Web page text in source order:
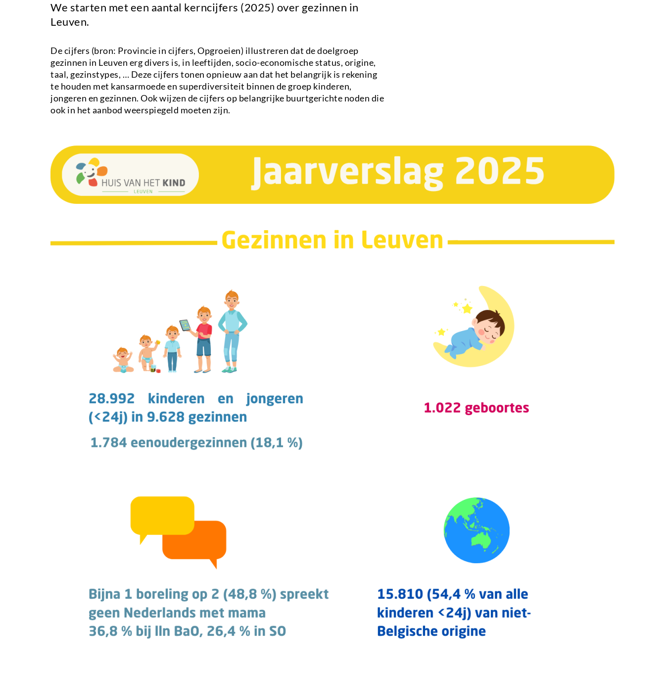
We starten met een aantal kerncijfers (2025) over gezinnen in
Leuven.
De cijfers (bron: Provincie in cijfers, Opgroeien) illustreren dat de doelgroep
gezinnen in Leuven erg divers is, in leeftijden, socio-economische status, origine,
taal, gezinstypes, … Deze cijfers tonen opnieuw aan dat het belangrijk is rekening
te houden met kansarmoede en superdiversiteit binnen de groep kinderen,
jongeren en gezinnen. Ook wijzen de cijfers op belangrijke buurtgerichte noden die
ook in het aanbod weerspiegeld moeten zijn.